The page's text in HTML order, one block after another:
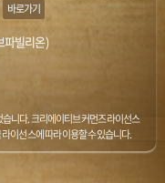
바로가기
파빌리온)
니다. 크리에이티브 커먼즈 라이선스
이선스에 따라 이용할 수 있습니다.